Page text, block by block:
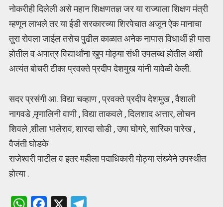
नोकरीही दिलेली असे महान शिक्षणतज्ञ जर या राज्याला शिक्षण मंत्री
म्हणून लाभले तर या ईडी सरकारच्या शिरपेचात अजून ऐक मानाचा
तुरा रोवला जाईल तसेच पुढील काळात अनेक नापास विधार्थी ही पास
होतील व अपात्र विद्यार्थांना खुप मोठ्या संधी उपलब्ध होतील अशी
अत्यंत बोचरी टीका प्रवक्ते प्रदीप देशमुख यांनी यावेळी केली.
सदर प्रसंगी आ. विद्या चव्हाण , प्रवक्ते प्रदीप देशमुख , वैशाली
नागवडे ,मृणालिनी वाणी , विद्या ताकवले , दिलशाद अत्तार, लोचन
शिवले ,शीला भालेराव, शारदा सोडी , उषा घोगरे, सारिका पारेख ,
वैजंती घोडके
राजेश्वरी पाटील व इतर महीला पदाधिकारी मोठ्या संख्येने उपस्थीत
होत्या .